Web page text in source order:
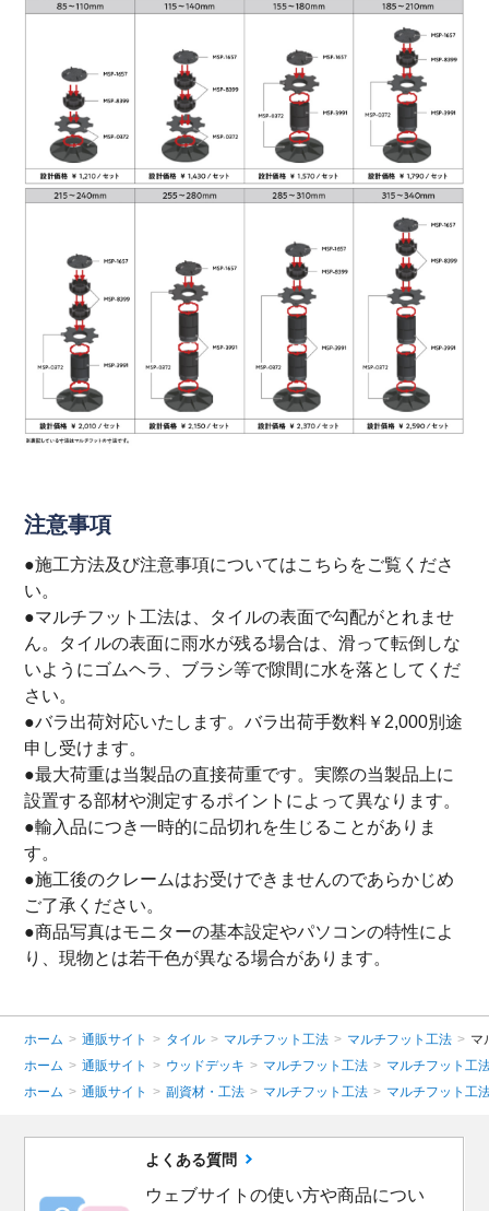
注意事項
●施工方法及び注意事項についてはこちら をご覧くださ
い。
●マルチフット工法は、タイルの表面で勾配がとれませ
ん。タイルの表面に雨水が残る場合は、滑って転倒しな
いようにゴムヘラ、ブラシ等で隙間に水を落としてくだ
さい。
●バラ出荷対応いたします。バラ出荷手数料￥2,000別途
申し受けます。
●最大荷重は当製品の直接荷重です。実際の当製品上に
設置する部材や測定するポイントによって異なります。
●輸入品につき一時的に品切れを生じることがありま
す。
●施工後のクレームはお受けできませんのであらかじめ
ご了承ください。
●商品写真はモニターの基本設定やパソコンの特性によ
り、現物とは若干色が異なる場合があります。
ホーム > 通販サイト > タイル > マルチフット工法 > マルチフット工法 > マ
ホーム > 通販サイト > ウッドデッキ > マルチフット工法 > マルチフット工
ホーム > 通販サイト > 副資材・工法 > マルチフット工法 > マルチフット工
よくある質問
ウェブサイトの使い方や商品につい